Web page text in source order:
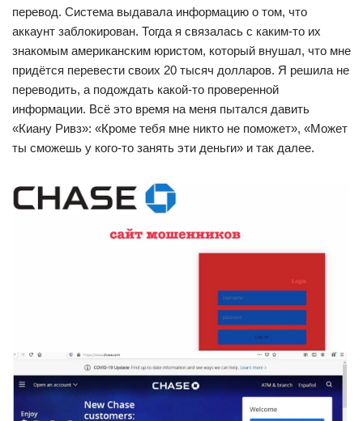
перевод. Система выдавала информацию о том, что
аккаунт заблокирован. Тогда я связалась с каким-то их
знакомым американским юристом, который внушал, что мне
придётся перевести своих 20 тысяч долларов. Я решила не
переводить, а подождать какой-то проверенной
информации. Всё это время на меня пытался давить
«Киану Ривз»: «Кроме тебя мне никто не поможет», «Может
ты сможешь у кого-то занять эти деньги» и так далее.